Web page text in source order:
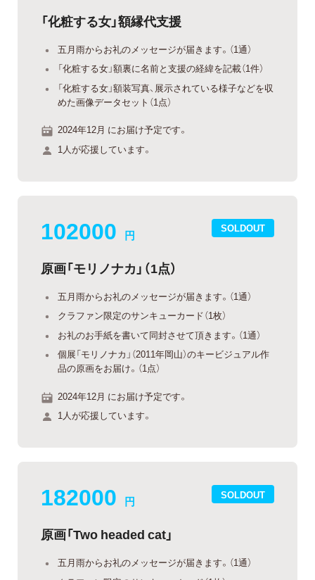
「化粧する女」額縁代支援
五月雨からお礼のメッセージが届きます。（1通）
「化粧する女」額裏に名前と支援の経緯を記載（1件）
「化粧する女」額装写真、展示されている様子などを収
めた画像データセット（1点）
2024年12月 にお届け予定です。
1人が応援しています。
SOLDOUT
102000 円
原画「モリノナカ」（1点）
五月雨からお礼のメッセージが届きます。（1通）
クラファン限定のサンキューカード（1枚）
お礼のお手紙を書いて同封させて頂きます。（1通）
個展「モリノナカ」（2011年岡山）のキービジュアル作
品の原画をお届け。（1点）
2024年12月 にお届け予定です。
1人が応援しています。
SOLDOUT
182000 円
原画「Two headed cat」
五月雨からお礼のメッセージが届きます。（1通）